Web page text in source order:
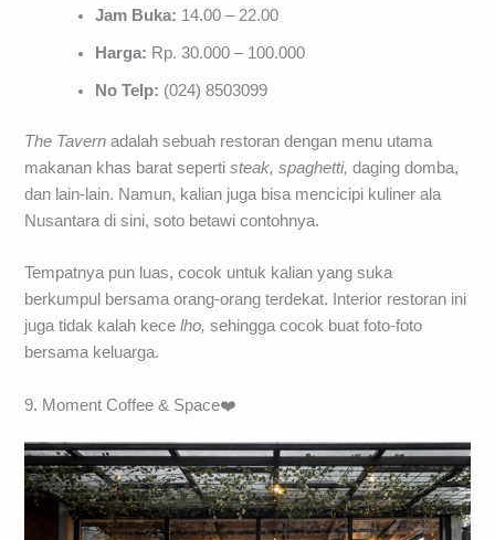
Jam Buka: 14.00 – 22.00
Harga: Rp. 30.000 – 100.000
No Telp: (024) 8503099
The Tavern adalah sebuah restoran dengan menu utama
makanan khas barat sepertisteak, spaghetti, daging domba,
dan lain-lain. Namun, kalian juga bisa mencicipi kuliner ala
Nusantara di sini, soto betawi contohnya.
Tempatnya pun luas, cocok untuk kalian yang suka
berkumpul bersama orang-orang terdekat. Interior restoran ini
juga tidak kalah kecelho, sehingga cocok buat foto-foto
bersama keluarga.
9. Moment Coffee & Space❤️